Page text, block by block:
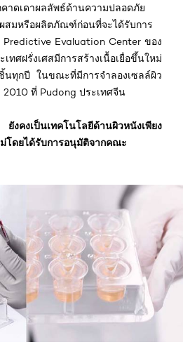
าดเดาผลลัพธ์ด้านความปลอดภัย
สมหรือผลิตภัณฑ์ก่อนที่จะได้รับการ
Evaluation Center ของ
ศฝรั่งเศสมีการสร้างเนื้อเยื่อขึ้นใหม่
ทุกปี ในขณะที่มีการจำลองเซลล์ผิว
2010 ที่ Pudong ประเทศจีน
คงเป็นเทคโนโลยีด้านผิวหนังเพียง
โดยได้รับการอนุมัติจากคณะ